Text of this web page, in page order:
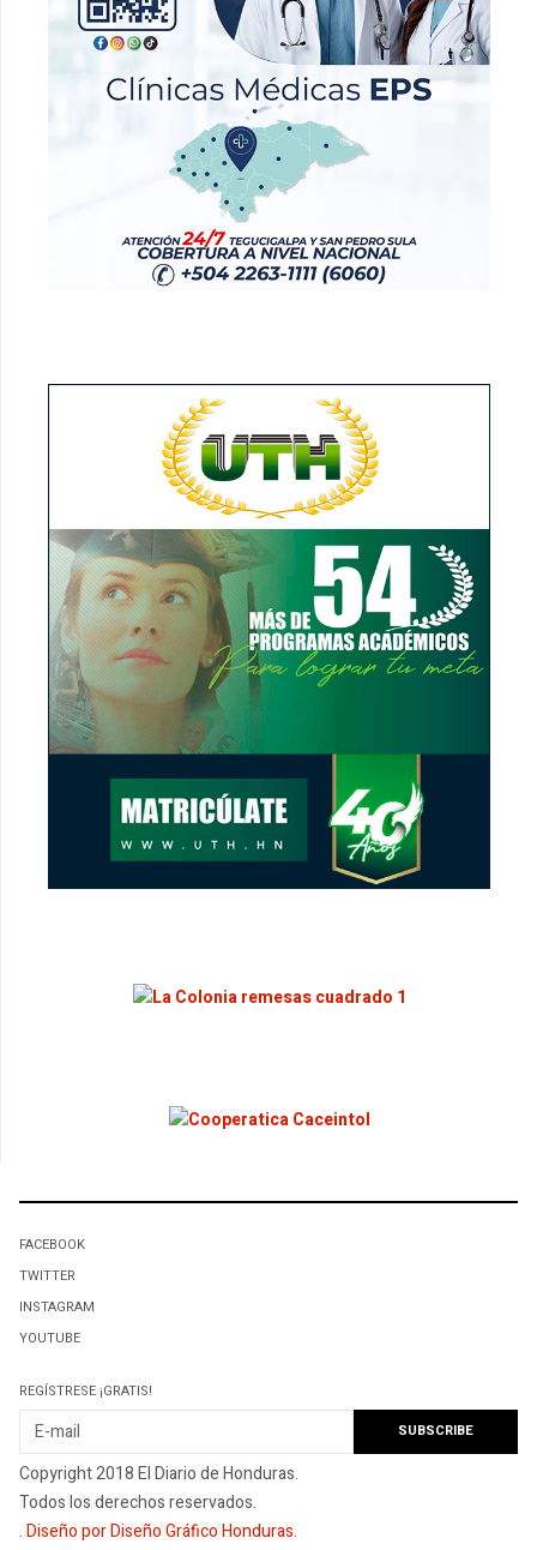
FACEBOOK
TWITTER
INSTAGRAM
YOUTUBE
REGÍSTRESE ¡GRATIS!
Copyright 2018 El Diario de Honduras.
Todos los derechos reservados.
.Diseño por Diseño Gráfico Honduras.